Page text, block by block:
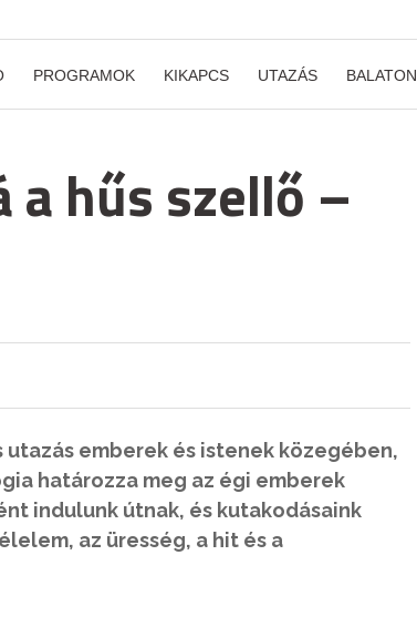
PROGRAMOK KIKAPCS UTAZÁS BALATON
a hűs szellő –
utazás emberek és istenek közegében,
határozza meg az égi emberek
indulunk útnak, és kutakodásaink
az üresség, a hit és a